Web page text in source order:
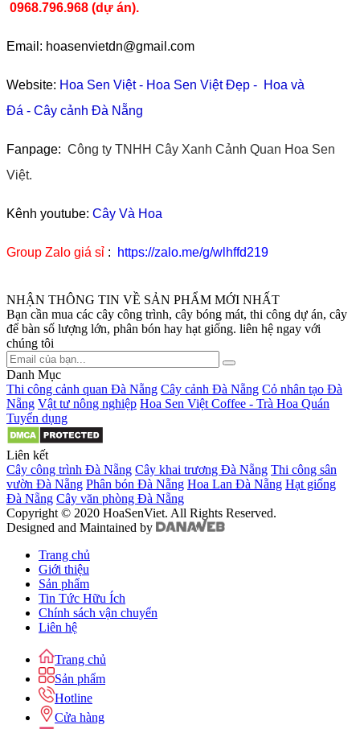
0968.796.968 (dự án).
Email: hoasenvietdn@gmail.com
Website: Hoa Sen Việt- Hoa Sen Việt Đẹp - Hoa và
Đá - Cây cảnh Đà Nẵng
Fanpage: Công ty TNHH Cây Xanh Cảnh Quan Hoa Sen
Việt.
Kênh youtube: Cây Và Hoa
Group Zalo giá sỉ : https://zalo.me/g/wlhffd219
NHẬN THÔNG TIN VỀ SẢN PHẨM MỚI NHẤT
Bạn cần mua các cây công trình, cây bóng mát, thi công dự án, cây
để bàn số lượng lớn, phân bón hay hạt giống. liên hệ ngay với
chúng tôi
Danh Mục
Thi công cảnh quan Đà Nẵng Cây cảnh Đà Nẵng Cỏ nhân tạo Đà
Nẵng Vật tư nông nghiệp Hoa Sen Việt Coffee - Trà Hoa Quán
Tuyển dụng
Liên kết
Cây công trình Đà Nẵng Cây khai trương Đà Nẵng Thi công sân
vườn Đà Nẵng Phân bón Đà Nẵng Hoa Lan Đà Nẵng Hạt giống
Đà Nẵng Cây văn phòng Đà Nẵng
Copyright © 2020 HoaSenViet. All Rights Reserved.
Designed and Maintained by
Trang chủ
Giới thiệu
Sản phẩm
Tin Tức Hữu Ích
Chính sách vận chuyển
Liên hệ
Trang chủ
Sản phẩm
Hotline
Cửa hàng